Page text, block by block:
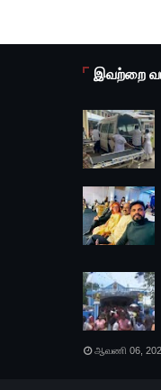
இவற்றை
ஆவணி 06,